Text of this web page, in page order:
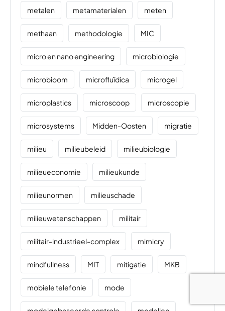
metalen metamaterialen meten
methaan methodologie MIC
micro en nano engineering microbiologie
microbioom microfluïdica microgel
microplastics microscoop microscopie
microsystems Midden-Oosten migratie
milieu milieubeleid milieubiologie
milieueconomie milieukunde
milieunormen milieuschade
milieuwetenschappen militair
militair-industrieel-complex mimicry
mindfullness MIT mitigatie MKB
mobiele telefonie mode